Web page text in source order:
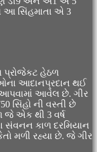
સિંહમાતા એ 3
પ્રોજેકટ હેઠળ
આદાનપ્રદાન થઈ
આપવામાં આવેલ છે. ગીર
સિંહો ની વસ્તી છે
જે એક થી 3 વર્ષ
સંવનન કાળ દરમિયાન
મળી રહ્યા છે. જે ગીર